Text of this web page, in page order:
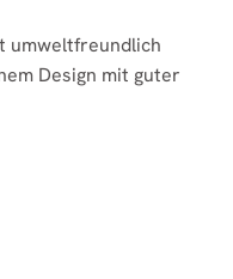
umweltfreundlich
Design mit guter